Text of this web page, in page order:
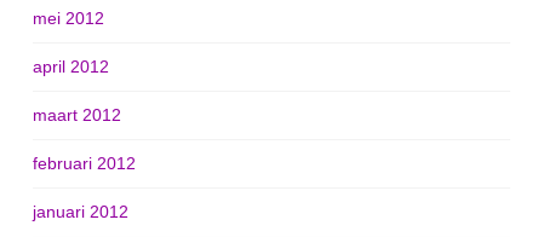
mei 2012
april 2012
maart 2012
februari 2012
januari 2012